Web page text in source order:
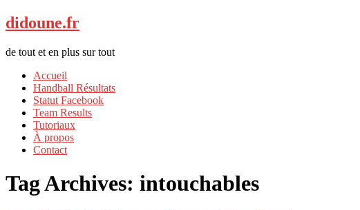
didoune.fr
de tout et en plus sur tout
Accueil
Handball Résultats
Statut Facebook
Team Results
Tutoriaux
À propos
Contact
Tag Archives: intouchables